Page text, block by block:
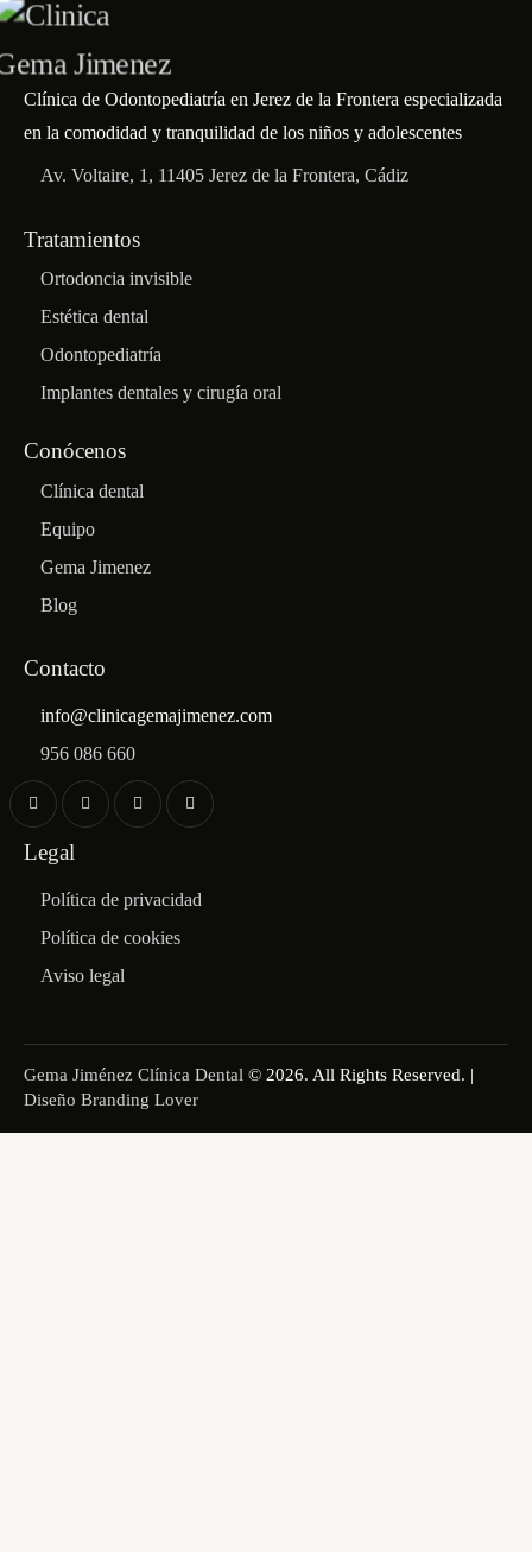
Clínica de Odontopediatría en Jerez de la Frontera especializada
en la comodidad y tranquilidad de los niños y adolescentes
Av. Voltaire, 1, 11405 Jerez de la Frontera, Cádiz
Tratamientos
Ortodoncia invisible
Estética dental
Odontopediatría
Implantes dentales y cirugía oral
Conócenos
Clínica dental
Equipo
Gema Jimenez
Blog
Contacto
info@clinicagemajimenez.com
956 086 660
Legal
Política de privacidad
Política de cookies
Aviso legal
Gema Jiménez Clínica Dental © 2026. All Rights Reserved. |
Diseño Branding Lover